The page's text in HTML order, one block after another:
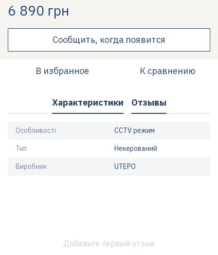
6 890 грн
Сообщить, когда появится
В избранное К сравнению
Характеристики Отзывы
Особливості CCTV режим
Тип Некерований
Виробник UTEPO
Добавьте первый отзыв